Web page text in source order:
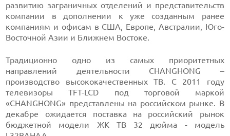
развитию заграничных отделений и представительств
компании в дополнении к уже созданным ранее
компаниям и офисам в США, Европе, Австралии, Юго-
Восточной Азии и Ближнем Востоке.
Традиционно одно из самых приоритетных
направлений деятельности CHANGHONG –
производство высококачественных ТВ. С 2011 году
телевизоры TFT-LCD под торговой маркой
«CHANGHONG» представлены на российском рынке. В
декабре ожидается поставка на российский рынок
бюджетной модели ЖК ТВ 32 дюйма - модель